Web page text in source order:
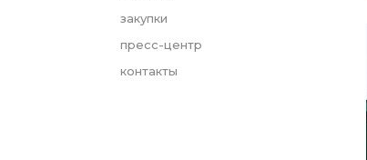
закупки
пресс-центр
контакты